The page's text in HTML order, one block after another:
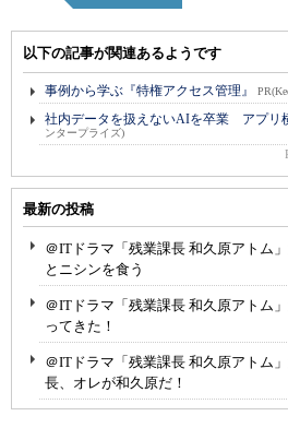
以下の記事が関連あるようです
事例から学ぶ『特権アクセス管理』
社内データを扱えないAIを卒業 アプリ
ンタープライズ)
最新の投稿
＠ITドラマ「残業課長 和久原アトム
とニシンを食う
＠ITドラマ「残業課長 和久原アトム
ってきた！
＠ITドラマ「残業課長 和久原アトム
長、オレが和久原だ！